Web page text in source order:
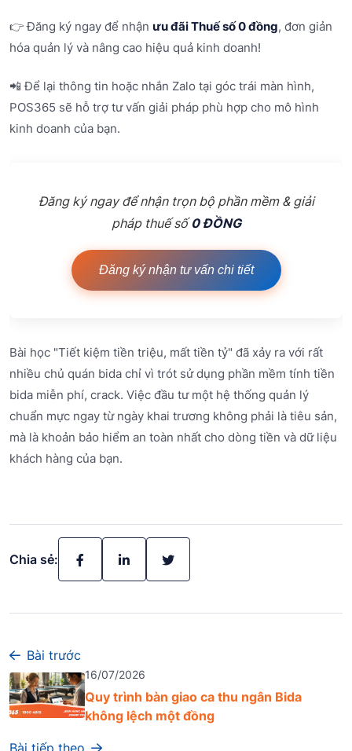
👉 Đăng ký ngay để nhận ưu đãi Thuế số 0 đồng, đơn giản
hóa quản lý và nâng cao hiệu quả kinh doanh!
📲 Để lại thông tin hoặc nhắn Zalo tại góc trái màn hình,
POS365 sẽ hỗ trợ tư vấn giải pháp phù hợp cho mô hình
kinh doanh của bạn.
Đăng ký ngay để nhận trọn bộ phần mềm & giải
pháp thuế số0 ĐỒNG
Đăng ký nhận tư vấn chi tiết
Bài học "Tiết kiệm tiền triệu, mất tiền tỷ" đã xảy ra với rất
nhiều chủ quán bida chỉ vì trót sử dụng phần mềm tính tiền
bida miễn phí, crack. Việc đầu tư một hệ thống quản lý
chuẩn mực ngay từ ngày khai trương không phải là tiêu sản,
mà là khoản bảo hiểm an toàn nhất cho dòng tiền và dữ liệu
khách hàng của bạn.
Chia sẻ:
Bài trước
16/07/2026
Quy trình bàn giao ca thu ngân Bida
không lệch một đồng